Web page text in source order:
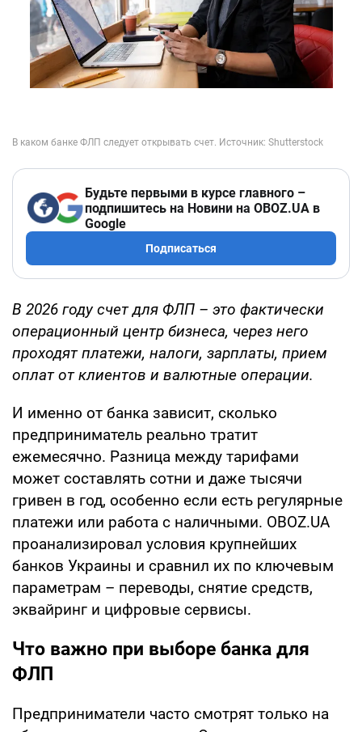
Будьте первыми в курсе главного –
подпишитесь на Новини на OBOZ.UA в
Google
Подписаться
В 2026 году счет для ФЛП – это фактически
операционный центр бизнеса, через него
проходят платежи, налоги, зарплаты, прием
оплат от клиентов и валютные операции.
И именно от банка зависит, сколько
предприниматель реально тратит
ежемесячно. Разница между тарифами
может составлять сотни и даже тысячи
гривен в год, особенно если есть регулярные
платежи или работа с наличными. OBOZ.UA
проанализировал условия крупнейших
банков Украины и сравнил их по ключевым
параметрам – переводы, снятие средств,
эквайринг и цифровые сервисы.
Что важно при выборе банка для
ФЛП
Предприниматели часто смотрят только на